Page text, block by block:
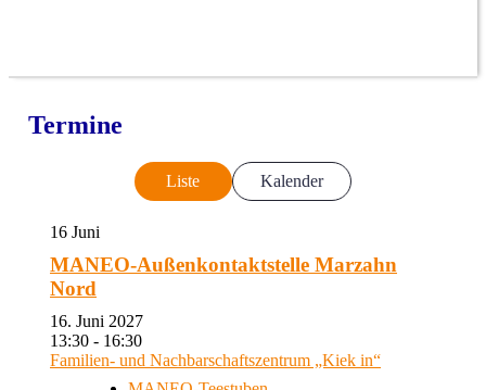
Termine
Liste Kalender
16 Juni
MANEO-Außenkontaktstelle Marzahn
Nord
16. Juni 2027
13:30 - 16:30
Familien- und Nachbarschaftszentrum „Kiek in“